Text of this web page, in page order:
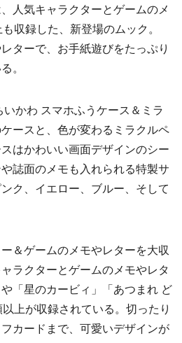
人気キャラクターとゲームのメ
収録した、新登場のムック。
ターで、お手紙遊びをたっぷり
。
かわ スマホふうケース＆ミラ
ースと、色が変わるミラクルペ
はかわいい画面デザインのシー
誌面のメモも入れられる特製サ
ク、イエロー、ブルー、そして
＆ゲームのメモやレターを大収
ラクターとゲームのメモやレタ
「星のカービィ」「あつまれ ど
上が収録されている。切ったり
カードまで、可愛いデザインが